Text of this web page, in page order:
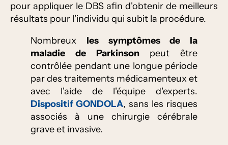
pour appliquer le DBS afin d'obtenir de meilleurs
résultats pour l'individu qui subit la procédure.
Nombreux les symptômes de la
maladie de Parkinsonpeut être
contrôlée pendant une longue période
par des traitements médicamenteux et
avec l'aide de l'équipe d'experts.
Dispositif GONDOLA, sans les risques
associés à une chirurgie cérébrale
grave et invasive.